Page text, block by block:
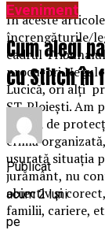
În aceste
încrengăturile/
cadrul
procurori
Lucică, ori alți
ST. Ploiești. Am
fac zid de
crimă
ușurată situația
jurământ, nu
obiectiv și
familii, cariere,
Eveniment
Cum alegi
cu Stitch în
Publicat
acum 2 luni
pe